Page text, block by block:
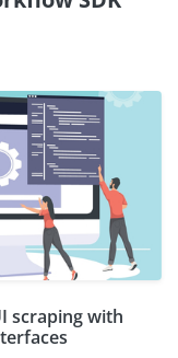
scraping with